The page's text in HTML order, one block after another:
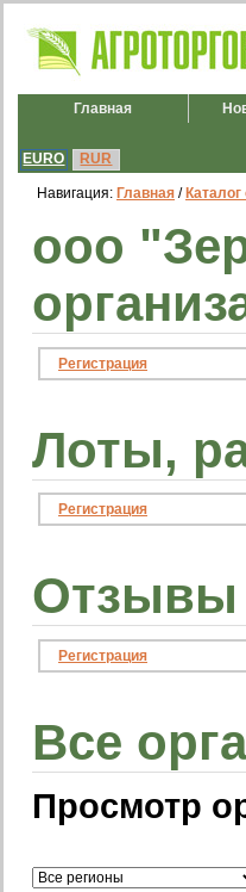
Главная
EURO RUR
Навигация: Главная /
ооо
Регистрация
Лоты,
Регистрация
Отзывы
Регистрация
Все
Просмотр